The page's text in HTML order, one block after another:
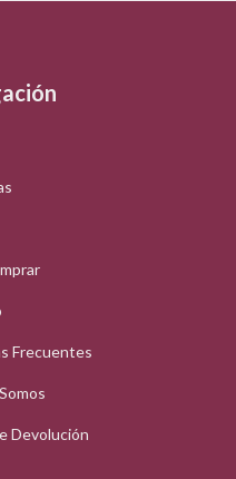
Frecuentes
Devolución